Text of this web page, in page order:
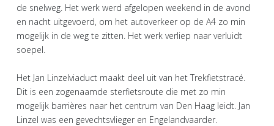
de snelweg. Het werk werd afgelopen weekend in de avond
en nacht uitgevoerd, om het autoverkeer op de A4 zo min
mogelijk in de weg te zitten. Het werk verliep naar verluidt
soepel.
Het Jan Linzelviaduct maakt deel uit van het Trekfietstracé.
Dit is een zogenaamde sterfietsroute die met zo min
mogelijk barrières naar het centrum van Den Haag leidt. Jan
Linzel was een gevechtsvlieger en Engelandvaarder.